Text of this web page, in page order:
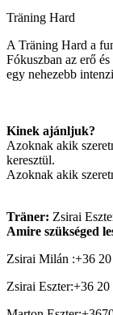
Träning Hard
A Träning Hard a
Fókuszban az erő
egy nehezebb
Kinek ajánljuk?
Azoknak akik
keresztül.
Azoknak akik
Träner: Zsirai
Amire szükséged
Zsirai Milán :+36
Zsirai Eszter:+36 20